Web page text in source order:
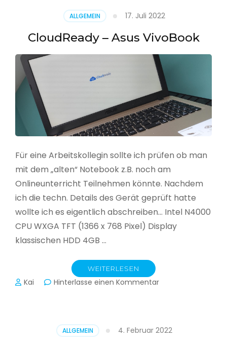
Jahressicherung
ALLGEMEIN 17. Juli 2022
CloudReady – Asus VivoBook
Für eine Arbeitskollegin sollte ich prüfen ob man
mit dem „alten“ Notebook z.B. noch am
Onlineunterricht Teilnehmen könnte. Nachdem
ich die techn. Details des Gerät geprüft hatte
wollte ich es eigentlich abschreiben… Intel N4000
CPU WXGA TFT (1366 x 768 Pixel) Display
klassischen HDD 4GB …
WEITERLESEN
Kai Hinterlasse einen Kommentarzu
ALLGEMEIN 4. Februar 2022